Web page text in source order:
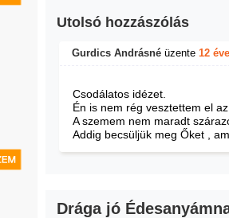
Utolsó hozzászólás
Gurdics Andrásné üzente 12 éve
Csodálatos idézet.
Én is nem rég vesztettem el
A szemem nem maradt
Addig becsüljük meg Őket ,
Drága jó